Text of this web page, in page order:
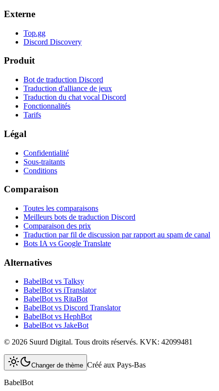
Externe
Top.gg
Discord Discovery
Produit
Bot de traduction Discord
Traduction d'alliance de jeux
Traduction du chat vocal Discord
Fonctionnalités
Tarifs
Légal
Confidentialité
Sous-traitants
Conditions
Comparaison
Toutes les comparaisons
Meilleurs bots de traduction Discord
Comparaison des prix
Traduction par fil de discussion par rapport au spam de canal
Bots IA vs Google Translate
Alternatives
BabelBot vs Talksy
BabelBot vs iTranslator
BabelBot vs RitaBot
BabelBot vs Discord Translator
BabelBot vs HephBot
BabelBot vs JakeBot
© 2026 Suurd Digital. Tous droits réservés. KVK: 42099481
Changer de thème Créé aux Pays-Bas
BabelBot